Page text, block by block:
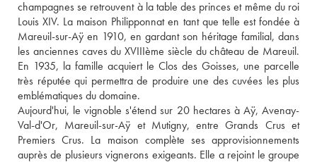
champagnes se retrouvent à la table des princes et même du roi
Louis XIV. La maison Philipponnat en tant que telle est fondée à
Mareuil-sur-Aÿ en 1910, en gardant son héritage familial, dans
les anciennes caves du XVIIIème siècle du château de Mareuil.
En 1935, la famille acquiert le Clos des Goisses, une parcelle
très réputée qui permettra de produire une des cuvées les plus
emblématiques du domaine.
Aujourd'hui, le vignoble s'étend sur 20 hectares à Aÿ, Avenay-
Val-d'Or, Mareuil-sur-Aÿ et Mutigny, entre Grands Crus et
Premiers Crus. La maison complète ses approvisionnements
auprès de plusieurs vignerons exigeants. Elle a rejoint le groupe